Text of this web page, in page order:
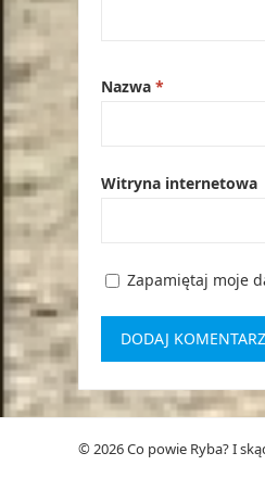
Nazwa *
Witryna internetowa
Zapamiętaj moje
© 2026Co powie Ryba? I